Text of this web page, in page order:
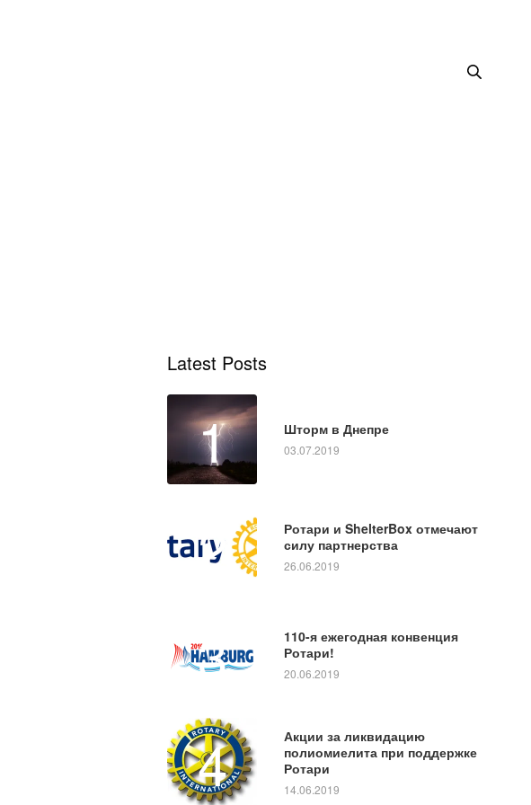
Latest Posts
1 Шторм в Днепре
03.07.2019
2
Ротари и ShelterBox отмечают
силу партнерства
26.06.2019
3
110-я ежегодная конвенция
Ротари!
20.06.2019
4
Акции за ликвидацию
полиомиелита при поддержке
Ротари
14.06.2019